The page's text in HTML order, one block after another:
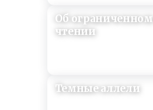
Об
чтении
Темные аллели